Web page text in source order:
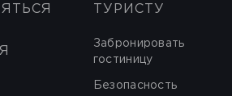
ТУРИСТУ
Забронировать
гостиницу
Безопасность